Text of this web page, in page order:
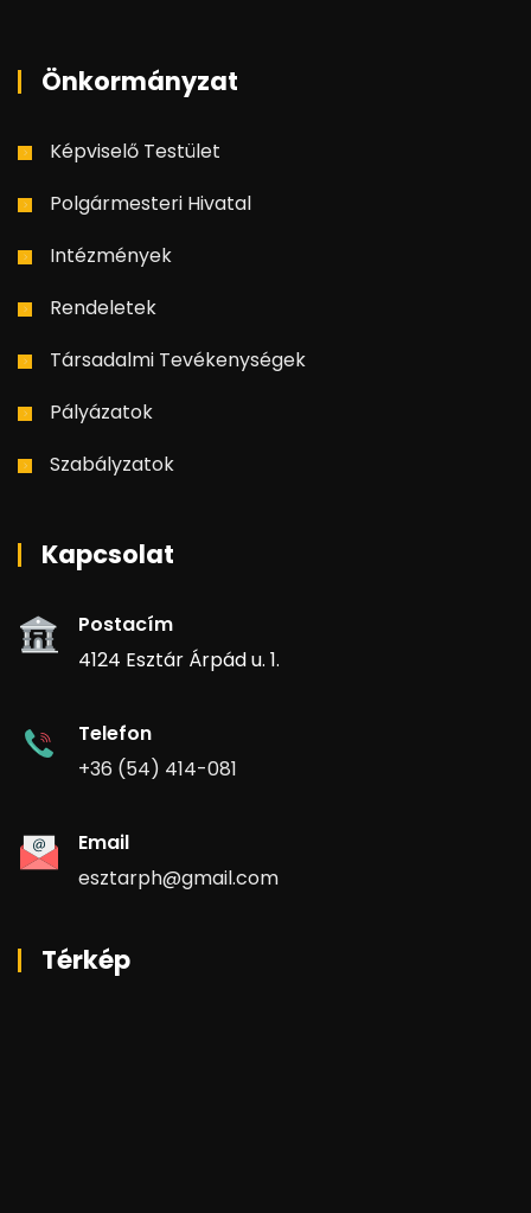
Önkormányzat
Képviselő Testület
Polgármesteri Hivatal
Intézmények
Rendeletek
Társadalmi Tevékenységek
Pályázatok
Szabályzatok
Kapcsolat
Postacím
4124 Esztár Árpád u. 1.
Telefon
+36 (54) 414-081
Email
esztarph@gmail.com
Térkép